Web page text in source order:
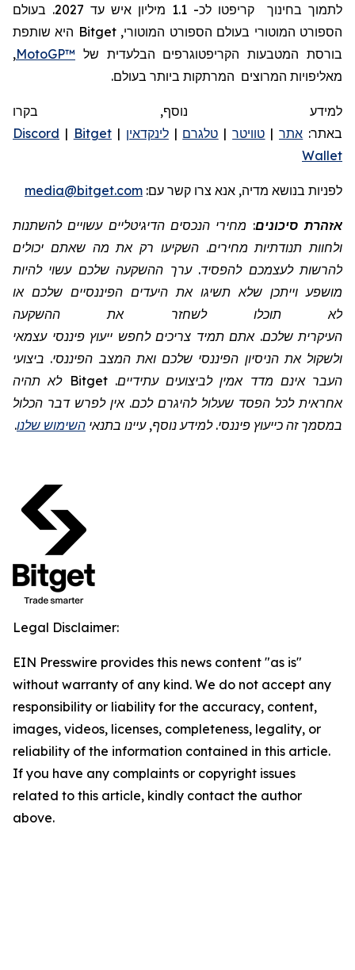
לתמוך בחינוך
קריפטו לכ- 1.1 מיליון איש עד 2027.
בעולם
הספורט המוטורי בעולם הספורט המוטורי, Bitget היא שותפת
בורסת המטבעות הקריפטוגרפים הבלעדית של MotoGP™
,
מאליפויות המרוצים המרתקות ביותר בעולם.
למידע נוסף, בקרו
באתר: אתר| טוויטר| טלגרם |לינקדאין |
Discord | Bitget
Wallet
לפניות בנושא מדיה, אנא צרו קשר עם: media@bitget.com
אזהרת סיכונים: מחירי הנכסים הדיגיטליים עשויים להשתנות
ולחוות תנודתיות מחירים. השקיעו רק את מה שאתם יכולים
להרשות לעצמכם להפסיד. ערך ההשקעה שלכם עשוי להיות
מושפע וייתכן שלא תשיגו את היעדים הפיננסיים שלכם או
לא תוכלו לשחזר את ההשקעה
העיקרית שלכם. אתם תמיד צריכים לחפש ייעוץ פיננסי עצמאי
ולשקול את הניסיון הפיננסי שלכם ואת המצב הפיננסי. ביצועי
העבר אינם מדד אמין לביצועים עתידיים.Bitget לא תהיה
אחראית לכל הפסד שעלול להיגרם לכם. אין לפרש דבר הכלול
במסמך זה כייעוץ פיננסי. למידע נוסף, עיינו בתנאי השימוש שלנו.
Legal Disclaimer:
EIN Presswire provides this news content "as is"
without warranty of any kind. We do not accept any
responsibility or liability for the accuracy, content,
images, videos, licenses, completeness, legality, or
reliability of the information contained in this article.
If you have any complaints or copyright issues
related to this article, kindly contact the author
above.